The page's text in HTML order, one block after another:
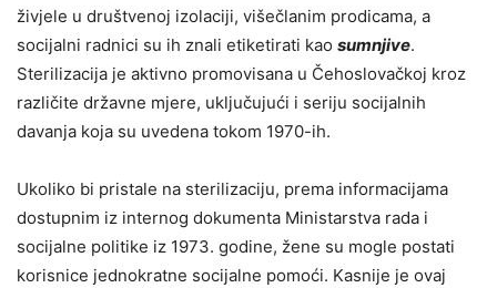
živjele u društvenoj izolaciji, višečlanim prodicama, a
socijalni radnici su ih znali etiketirati kao sumnjive.
Sterilizacija je aktivno promovisana u Čehoslovačkoj kroz
različite državne mjere, uključujući i seriju socijalnih
davanja koja su uvedena tokom 1970-ih.
Ukoliko bi pristale na sterilizaciju, prema informacijama
dostupnim iz internog dokumenta Ministarstva rada i
socijalne politike iz 1973. godine, žene su mogle postati
korisnice jednokratne socijalne pomoći. Kasnije je ovaj